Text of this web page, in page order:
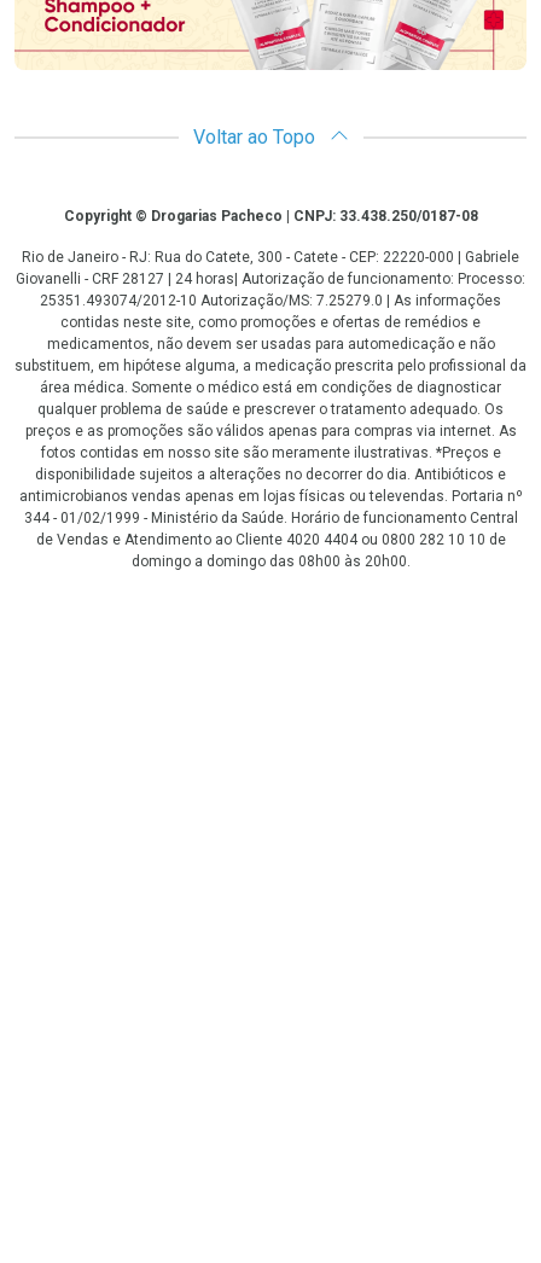
Voltar ao Topo
CopyrightCopyright © Drogarias Pacheco | CNPJ: 33.438.250/0187-08
Rio de Janeiro - RJ: Rua do Catete, 300 - Catete - CEP: 22220-000 | Gabriele
Giovanelli - CRF 28127 | 24 horas| Autorização de funcionamento: Processo:
25351.493074/2012-10 Autorização/MS: 7.25279.0 | As informações
contidas neste site, como promoções e ofertas de remédios e
medicamentos, não devem ser usadas para automedicação e não
substituem, em hipótese alguma, a medicação prescrita pelo profissional da
área médica. Somente o médico está em condições de diagnosticar
qualquer problema de saúde e prescrever o tratamento adequado. Os
preços e as promoções são válidos apenas para compras via internet. As
fotos contidas em nosso site são meramente ilustrativas. *Preços e
disponibilidade sujeitos a alterações no decorrer do dia. Antibióticos e
antimicrobianos vendas apenas em lojas físicas ou televendas. Portaria nº
344 - 01/02/1999 - Ministério da Saúde. Horário de funcionamento Central
de Vendas e Atendimento ao Cliente 4020 4404 ou 0800 282 10 10 de
domingo a domingo das 08h00 às 20h00.